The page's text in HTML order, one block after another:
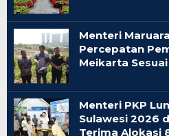
Menteri
Percepatan
Meikarta
Menteri PKP
Sulawesi 2026
Terima Alokasi